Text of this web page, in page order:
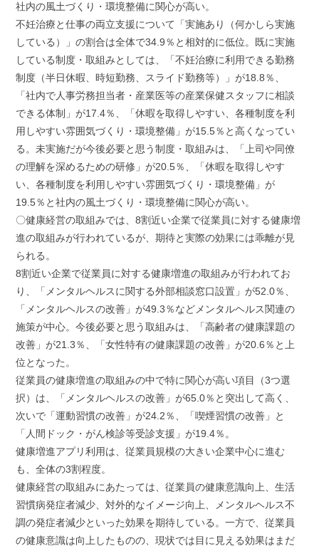
社内の風土づくり・環境整備に関心が高い。
不妊治療と仕事の両立支援について「実施あり（何かしら実施
している）」の割合は全体で34.9％と相対的に低位。既に実施
している制度・取組みとしては、「不妊治療に利用できる勤務
制度（半日休暇、時短勤務、スライド勤務等）」が18.8％、
「社内で人事労務担当者・産業医等の産業保健スタッフに相談
できる体制」が17.4％、「休暇を取得しやすい、各種制度を利
用しやすい雰囲気づくり・環境整備」が15.5％と高くなってい
る。未実施だが今後必要と思う制度・取組みは、「上司や同僚
の理解を深めるための研修」が20.5％、「休暇を取得しやす
い、各種制度を利用しやすい雰囲気づくり・環境整備」が
19.5％と社内の風土づくり・環境整備に関心が高い。
〇健康経営の取組みでは、8割近い企業で従業員に対する健康増
進の取組みが行われているが、期待と実際の効果には乖離が見
られる。
8割近い企業で従業員に対する健康増進の取組みが行われてお
り、「メンタルヘルスに関する外部相談窓口設置」が52.0％、
「メンタルヘルスの改善」が49.3％などメンタルヘルス関連の
施策が中心。今後必要と思う取組みは、「高齢者の健康課題の
改善」が21.3％、「女性特有の健康課題の改善」が20.6％と上
位となった。
従業員の健康増進の取組みの中で特に関心が高い項目（3つ選
択）は、「メンタルヘルスの改善」が65.0％と突出して高く、
次いで「運動習慣の改善」が24.2％、「喫煙習慣の改善」と
「人間ドック・がん検診等受診支援」が19.4％。
健康増進アプリ利用は、従業員規模の大きい企業中心に進む
も、全体の3割程度。
健康経営の取組みにあたっては、従業員の健康意識向上、生活
習慣病発症者減少、対外的なイメージ向上、メンタルヘルス不
調の発症者減少といった効果を期待している。一方で、従業員
の健康意識は向上したものの、現状では目に見える効果はまだ